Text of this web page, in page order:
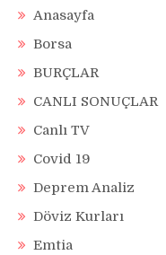
Anasayfa
Borsa
BURÇLAR
CANLI SONUÇLAR
Canlı TV
Covid 19
Deprem Analiz
Döviz Kurları
Emtia